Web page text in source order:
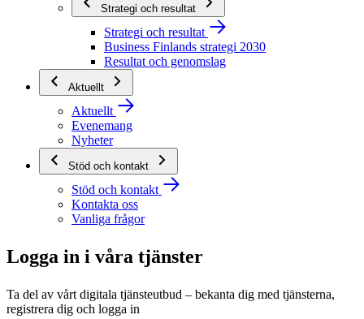
Strategi och resultat
Strategi och resultat
Business Finlands strategi 2030
Resultat och genomslag
Aktuellt
Aktuellt
Evenemang
Nyheter
Stöd och kontakt
Stöd och kontakt
Kontakta oss
Vanliga frågor
Logga in i våra tjänster
Ta del av vårt digitala tjänsteutbud – bekanta dig med tjänsterna,
registrera dig och logga in